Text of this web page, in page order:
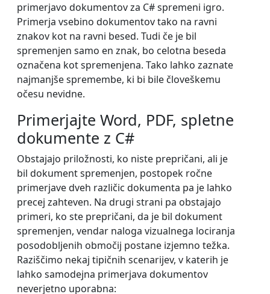
primerjavo dokumentov za C# spremeni igro.
Primerja vsebino dokumentov tako na ravni
znakov kot na ravni besed. Tudi če je bil
spremenjen samo en znak, bo celotna beseda
označena kot spremenjena. Tako lahko zaznate
najmanjše spremembe, ki bi bile človeškemu
očesu nevidne.
Primerjajte Word, PDF, spletne
dokumente z C#
Obstajajo priložnosti, ko niste prepričani, ali je
bil dokument spremenjen, postopek ročne
primerjave dveh različic dokumenta pa je lahko
precej zahteven. Na drugi strani pa obstajajo
primeri, ko ste prepričani, da je bil dokument
spremenjen, vendar naloga vizualnega lociranja
posodobljenih območij postane izjemno težka.
Raziščimo nekaj tipičnih scenarijev, v katerih je
lahko samodejna primerjava dokumentov
neverjetno uporabna: